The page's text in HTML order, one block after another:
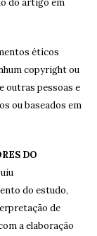
do artigo em
éticos
copyright ou
outras pessoas e
ou baseados em
DO
do estudo,
de
a elaboração